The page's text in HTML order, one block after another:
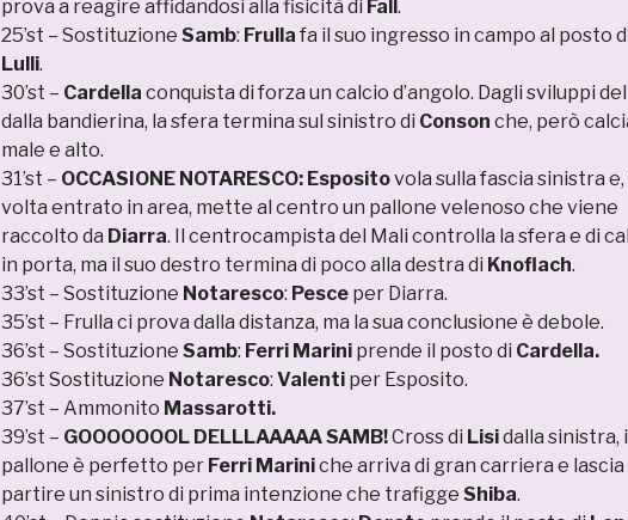
prova a reagire affidandosi alla fisicità di Fall.
25’st – Sostituzione Samb: Frulla fa il suo ingresso in campo al posto
Lulli.
30’st – Cardella conquista di forza un calcio d’angolo. Dagli sviluppi
dalla bandierina, la sfera termina sul sinistro di Conson che, però
male e alto.
31’st – OCCASIONE NOTARESCO: Espositovola sulla fascia sinistra e,
volta entrato in area, mette al centro un pallone velenoso che viene
raccolto da Diarra. Il centrocampista del Mali controlla la sfera e di
in porta, ma il suo destro termina di poco alla destra di Knoflach.
33’st – Sostituzione Notaresco: Pesce per Diarra.
35’st – Frulla ci prova dalla distanza, ma la sua conclusione è debole.
36’st – Sostituzione Samb: Ferri Marini prende il posto di Cardella.
36’st Sostituzione Notaresco: Valenti per Esposito.
37’st – Ammonito Massarotti.
39’st – GOOOOOOOL DELLLAAAAA SAMB!Cross di Lisidalla sinistra,
pallone è perfetto per Ferri Mariniche arriva di gran carriera e lascia
partire un sinistro di prima intenzione che trafigge Shiba.